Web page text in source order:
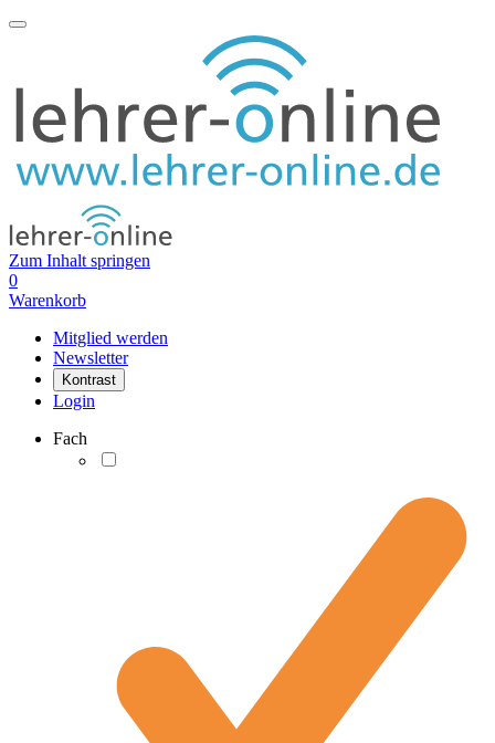
Zum Inhalt springen
0
Warenkorb
Mitglied werden
Newsletter
Kontrast
Login
Fach